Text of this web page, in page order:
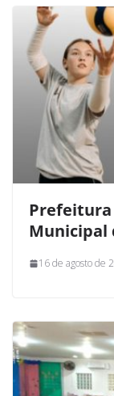
Municipal
16 de agosto de